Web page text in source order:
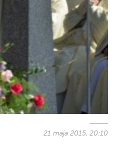
21 maja 2015, 20:10